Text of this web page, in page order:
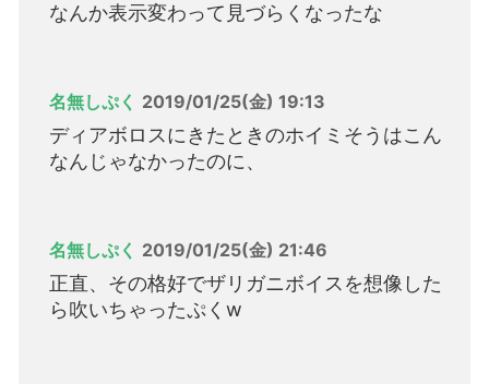
なんか表示変わって見づらくなったな
名無しぷく 2019/01/25(金) 19:13
ディアボロスにきたときのホイミそうはこん
なんじゃなかったのに、
名無しぷく 2019/01/25(金) 21:46
正直、その格好でザリガニボイスを想像した
ら吹いちゃったぷくw